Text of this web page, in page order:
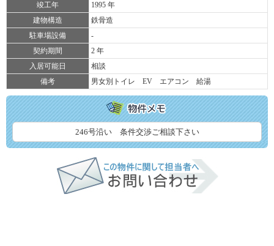
竣工年
1995 年
建物構造
鉄骨造
駐車場設備
-
契約期間
2 年
入居可能日
相談
備考
男女別トイレ EV エアコン 給湯
246号沿い 条件交渉ご相談下さい